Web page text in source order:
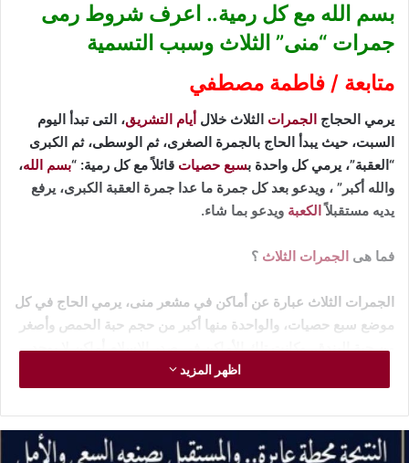
بسم الله مع كل رمية.. اعرف شروط رمى
جمرات “منى” الثلاث وسبب التسمية
متابعة / فاطمة مصطفي
يرمي الحجاج الجمرات الثلاث خلال أيام التشريق، التى تبدأ اليوم
السبت، حيث يبدأ الحاج بالجمرة الصغرى، ثم الوسطى، ثم الكبرى
“العقبة”، يرمي كل واحدة بسبع حصيات قائلاً مع كل رمية: “بسم الله،
والله أكبر” ، ويدعو بعد كل جمرة ما عدا جمرة العقبة الكبرى، يرفع
يديه مستقبلاً الكعبة ويدعو بما شاء.
فما هى الجمرات الثلاث ؟
الجمرات الثلاث عبارة عن أماكن في مشعر منى، يرمي الحاج في كل
موضع سبع حصيات، والواحدة منها أكبر من حجم حبة الحمص وأصغر
من حبة البندق، وكانت تلك الأماكن في صدر الإسلام أماكن لا يوجد
لها معالم، ثم عمل عند كل موضع شاخص “عمود مربع” وحوض يحيط
بالشاخص، ليدل على مكان الرمي.بالنسبة لوقت رمي الجمرات؛
فيبدأ الرمي من زوال الشمس “وقت أذان الظهر” إلى طلوع فجر
اليوم التالي ولكن السنة بين الزوال والغروب.
اظهر المزيد